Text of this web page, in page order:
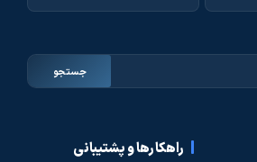
جستجو
راهکارها و پشتیبانی